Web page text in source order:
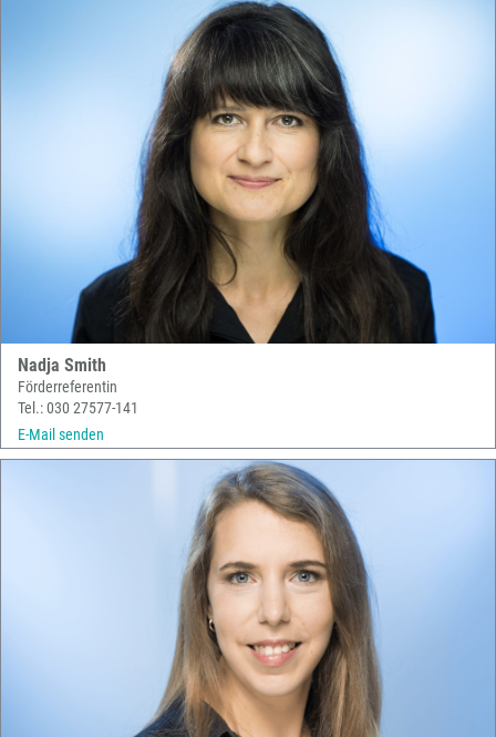
Nadja Smith
Förderreferentin
Tel.: 030 27577-141
E-Mail senden